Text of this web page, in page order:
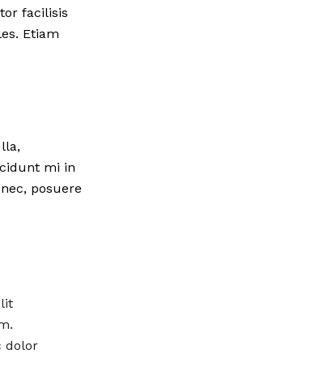
facilisis
Etiam
mi in
posuere
dolor